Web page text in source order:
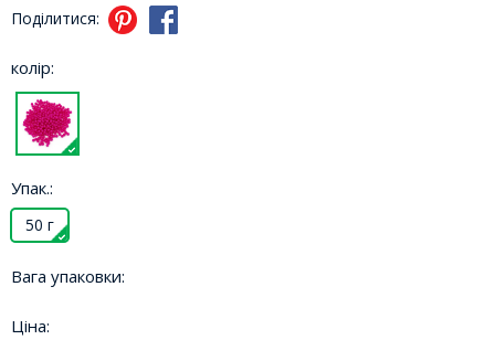
Поділитися:
колір:
Упак.:
50 г
Вага упаковки:
Ціна: